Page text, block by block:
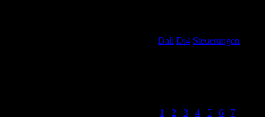
Dali Di4 Steuerungen
1
2 3 4 5 6
7